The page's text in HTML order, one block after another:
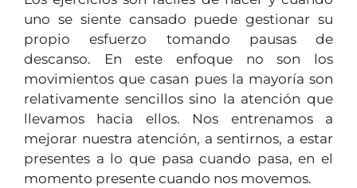
uno se siente cansado puede gestionar su
propio esfuerzo tomando pausas de
descanso. En este enfoque no son los
movimientos que casan pues la mayoría son
relativamente sencillos sino la atención que
llevamos hacia ellos. Nos entrenamos a
mejorar nuestra atención, a sentirnos, a estar
presentes a lo que pasa cuando pasa, en el
momento presente cuando nos movemos.